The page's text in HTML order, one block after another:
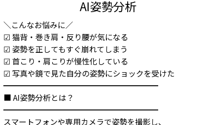
AI姿勢分析
＼こんなお悩みに／
☑ 猫背・巻き肩・反り腰が気になる
☑ 姿勢を正してもすぐ崩れてしまう
☑ 首こり・肩こりが慢性化している
☑ 写真や鏡で見た自分の姿勢にショックを受けた
━━━━━━━━━━━━━━━━━━━━
■ AI姿勢分析とは？
━━━━━━━━━━━━━━━━━━━━
スマートフォンや専用カメラで姿勢を撮影し、